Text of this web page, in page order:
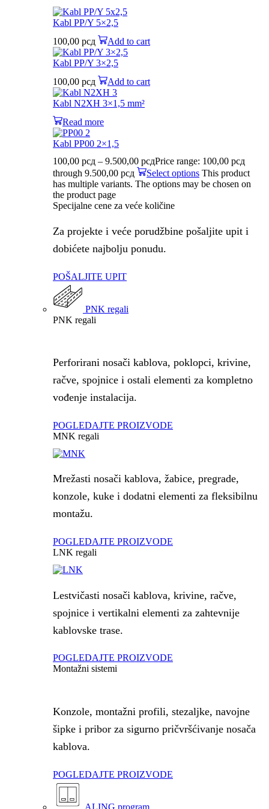
Kabl PP/Y 5×2,5
100,00 рсд Add to cart
Kabl PP/Y 3×2,5
100,00 рсд Add to cart
Kabl N2XH 3×1,5 mm²
Read more
Kabl PP00 2×1,5
100,00 рсд – 9.500,00 рсдPrice range: 100,00 рсд
through 9.500,00 рсд
Select options This product
has multiple variants. The options may be chosen on
the product page
Specijalne cene za veće količine
Za projekte i veće porudžbine pošaljite upit i
dobićete najbolju ponudu.
POŠALJITE UPIT
PNK regali
PNK regali
Perforirani nosači kablova, poklopci, krivine,
račve, spojnice i ostali elementi za kompletno
vođenje instalacija.
POGLEDAJTE PROIZVODE
MNK regali
Mrežasti nosači kablova, žabice, pregrade,
konzole, kuke i dodatni elementi za fleksibilnu
montažu.
POGLEDAJTE PROIZVODE
LNK regali
Lestvičasti nosači kablova, krivine, račve,
spojnice i vertikalni elementi za zahtevnije
kablovske trase.
POGLEDAJTE PROIZVODE
Montažni sistemi
Konzole, montažni profili, stezaljke, navojne
šipke i pribor za sigurno pričvršćivanje nosača
kablova.
POGLEDAJTE PROIZVODE
ALING program